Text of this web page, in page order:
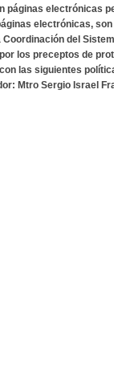
páginas electrónicas
electrónicas,
del
los preceptos de
las siguientes
Mtro Sergio Israel